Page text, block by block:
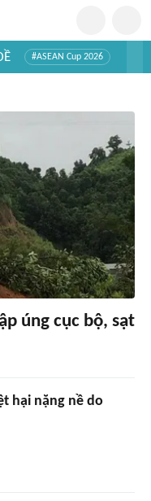
#ASEAN Cup 2026
úng cục bộ, sạt
hại nặng nề do